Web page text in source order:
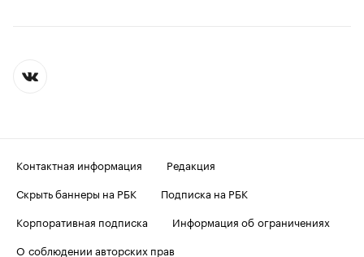
Контактная информация
Редакция
Скрыть баннеры на РБК
Подписка на РБК
Корпоративная подписка
Информация об ограничениях
О соблюдении авторских прав